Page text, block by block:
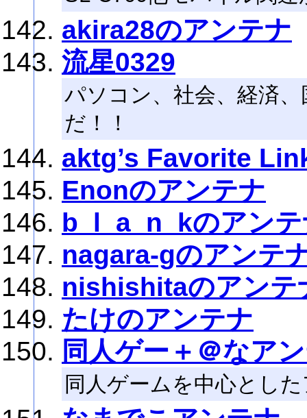
akira28のアンテナ
流星0329
パソコン、社会、経済
だ！！
aktg’s Favorite
Enonのアンテナ
b_l_a_n_kのアン
nagara-gのアンテ
nishishitaのアンテ
たけのアンテナ
同人ゲー＋＠なア
同人ゲームを中心とし